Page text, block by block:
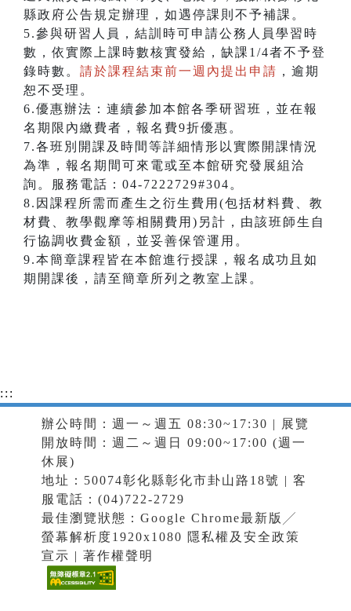
縣政府公告規定辦理，如遇停課則不予補課。
5.參與研習人員，結訓時可申請公務人員學習時
數，依實際上課時數核實發給，缺課1/4者不予登
錄時數。 請於課程結束前一週內提出申請 ，逾期
恕不受理。
6.優惠辦法：連續參加本館各季研習班，並在報
名期限內繳費者，報名費9折優惠。
7.各班別開課及時間等詳細情形以實際開課情況
為準，報名期間可來電或至本館研究發展組洽
詢。服務電話：04-7222729#304。
8.因課程所需而產生之衍生費用(包括材料費、教
材費、教學觀摩等相關費用)另計，由該班師生自
行協調收費金額，並妥善保管運用。
9.本簡章課程皆在本館進行授課，報名成功且如
期開課後，請至簡章所列之教室上課。
:::
辦公時間：週一～週五 08:30~17:30 | 展覽
開放時間：週二～週日 09:00~17:00 (週一
休展)
地址：50074彰化縣彰化市卦山路18號 | 客
服電話：(04)722-2729
最佳瀏覽狀態：Google Chrome最新版╱
螢幕解析度1920x1080 隱私權及安全政策
宣示 | 著作權聲明